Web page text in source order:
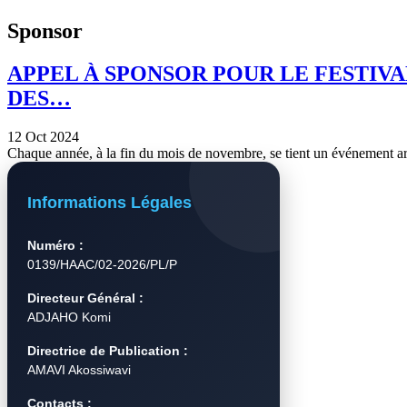
Sponsor
APPEL À SPONSOR POUR LE
DES…
12 Oct 2024
Chaque année, à la fin du mois de novembre, se tient un
Informations Légales
Numéro :
0139/HAAC/02-2026/PL/P
Directeur Général :
ADJAHO Komi
Directrice de Publication :
AMAVI Akossiwavi
Contacts :